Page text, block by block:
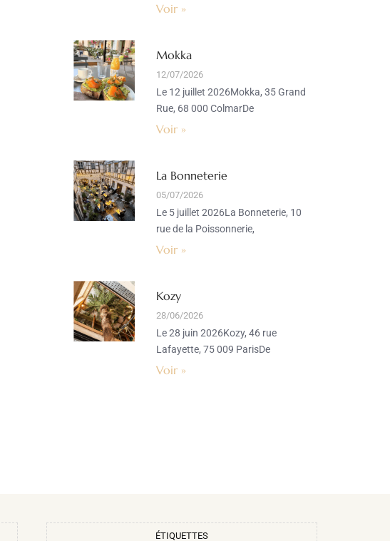
Voir »
Mokka
12/07/2026
Le 12 juillet 2026Mokka, 35 Grand
Rue, 68 000 ColmarDe
Voir »
La Bonneterie
05/07/2026
Le 5 juillet 2026La Bonneterie, 10
rue de la Poissonnerie,
Voir »
Kozy
28/06/2026
Le 28 juin 2026Kozy, 46 rue
Lafayette, 75 009 ParisDe
Voir »
ÉTIQUETTES